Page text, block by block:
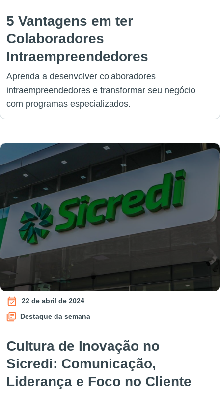
5 Vantagens em ter
Colaboradores
Intraempreendedores
Aprenda a desenvolver colaboradores
intraempreendedores e transformar seu negócio
com programas especializados.
22 de abril de 2024
Destaque da semana
Cultura de Inovação no
Sicredi: Comunicação,
Liderança e Foco no Cliente